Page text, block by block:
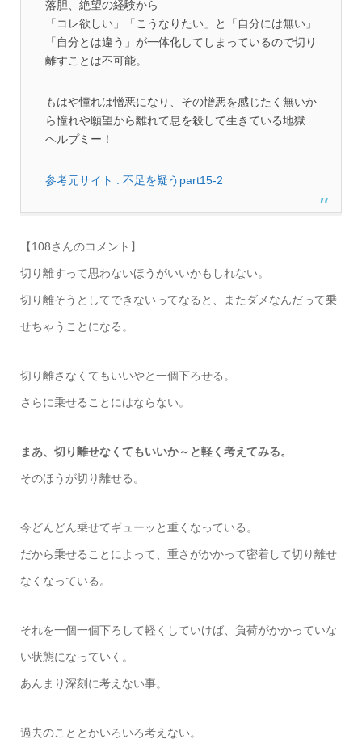
落胆、絶望の経験から
「コレ欲しい」「こうなりたい」と「自分には無い」
「自分とは違う」が一体化してしまっているので切り
離すことは不可能。
もはや憧れは憎悪になり、その憎悪を感じたく無いか
ら憧れや願望から離れて息を殺して生きている地獄…
ヘルプミー！
参考元サイト : 不足を疑うpart15-2
【108さんのコメント】
切り離すって思わないほうがいいかもしれない。
切り離そうとしてできないってなると、またダメなんだって乗
せちゃうことになる。
切り離さなくてもいいやと一個下ろせる。
さらに乗せることにはならない。
まあ、切り離せなくてもいいか～と軽く考えてみる。
そのほうが切り離せる。
今どんどん乗せてギューッと重くなっている。
だから乗せることによって、重さがかかって密着して切り離せ
なくなっている。
それを一個一個下ろして軽くしていけば、負荷がかかっていな
い状態になっていく。
あんまり深刻に考えない事。
過去のこととかいろいろ考えない。